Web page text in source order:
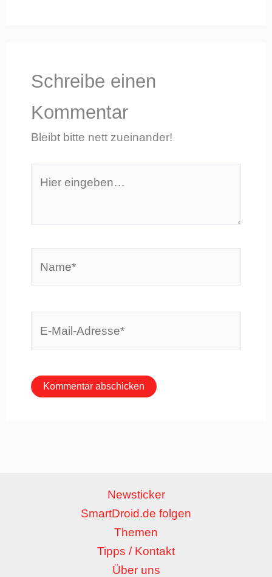
Schreibe einen
Kommentar
Bleibt bitte nett zueinander!
eingeben…
Newsticker
SmartDroid.de folgen
Themen
Tipps / Kontakt
Über uns